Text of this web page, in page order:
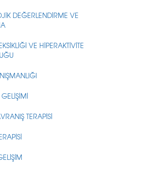
DEĞERLENDİRME VE
VE HİPERAKTİVİTE
TERAPİSİ